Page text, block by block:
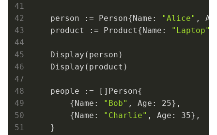
    person := Person{Name:
"Alice" ,
    product := Product{Name:
"Laptop"
    Display(person)
    Display(product)
    people := []Person{
        {Name:
"Bob" , Age: 25},
        {Name:
"Charlie" , Age: 35},
    }